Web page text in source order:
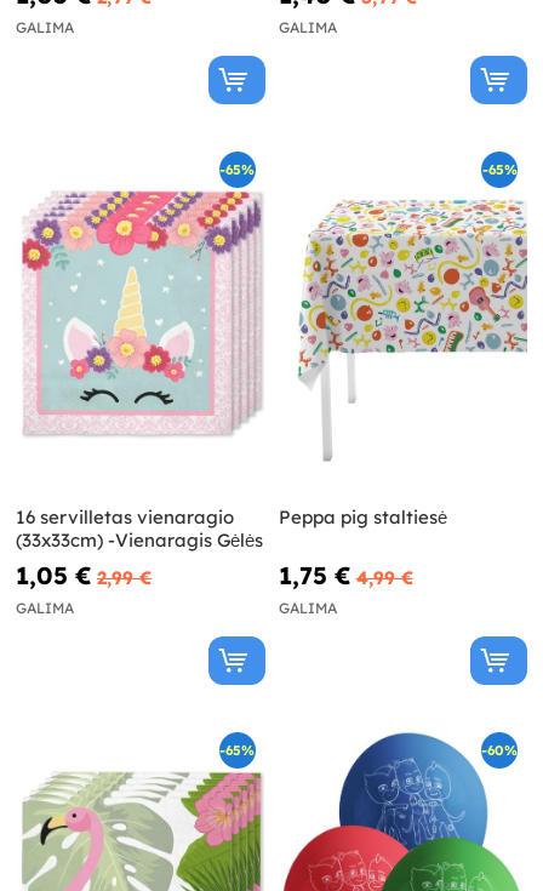
GALIMA GALIMA
-65%
16 servilletas vienaragio
(33x33cm) -Vienaragis Gėlės
1,05 € 2,99 €
GALIMA
-65%
Peppa pig staltiesė
1,75 € 4,99 €
GALIMA
-65% -60%